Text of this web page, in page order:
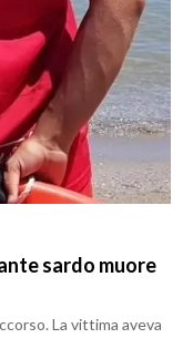
sardo muore
La vittima aveva